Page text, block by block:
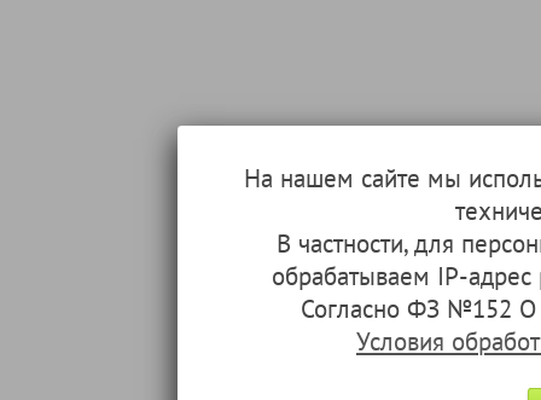
На нашем сайте мы
В частности, для
обрабатываем IP-
Согласно ФЗ №152 О
Условия